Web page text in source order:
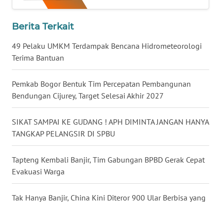
Berita Terkait
49 Pelaku UMKM Terdampak Bencana Hidrometeorologi
Terima Bantuan
Pemkab Bogor Bentuk Tim Percepatan Pembangunan
Bendungan Cijurey, Target Selesai Akhir 2027
SIKAT SAMPAI KE GUDANG ! APH DIMINTA JANGAN HANYA
TANGKAP PELANGSIR DI SPBU
Tapteng Kembali Banjir, Tim Gabungan BPBD Gerak Cepat
Evakuasi Warga
Tak Hanya Banjir, China Kini Diteror 900 Ular Berbisa yang
KALTARA
WN
WN
KALTIM
SULSEL
WN
GORONTALO